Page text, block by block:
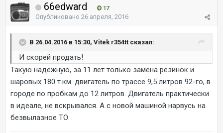
66edward 17
Опубликовано 26 апреля, 2016
В 26.04.2016 в 15:30, Vitek r354tt сказал:
И скорей продать!
Такую надёжную, за 11 лет только замена резинок и
шаровых 180 т.км. двигатель по трассе 9,5 литров 92-го, в
городе по пробкам до 12 литров. Двигатель практически
в идеале, не вскрывался. А с новой машиной нарвусь на
безвылазное ТО.